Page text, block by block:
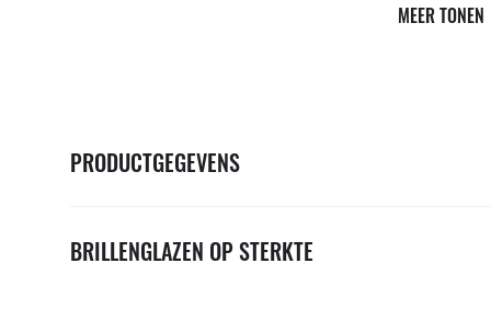
MEER TONEN
PRODUCTGEGEVENS
BRILLENGLAZEN OP STERKTE